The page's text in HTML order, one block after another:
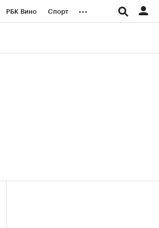
РБК Вино Спорт ...